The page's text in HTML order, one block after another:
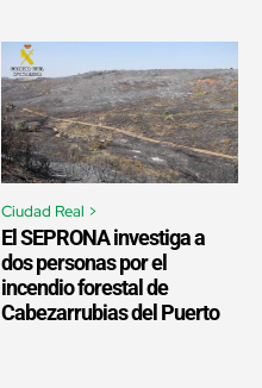
Ciudad Real >
El SEPRONA investiga a
dos personas por el
incendio forestal de
Cabezarrubias del Puerto